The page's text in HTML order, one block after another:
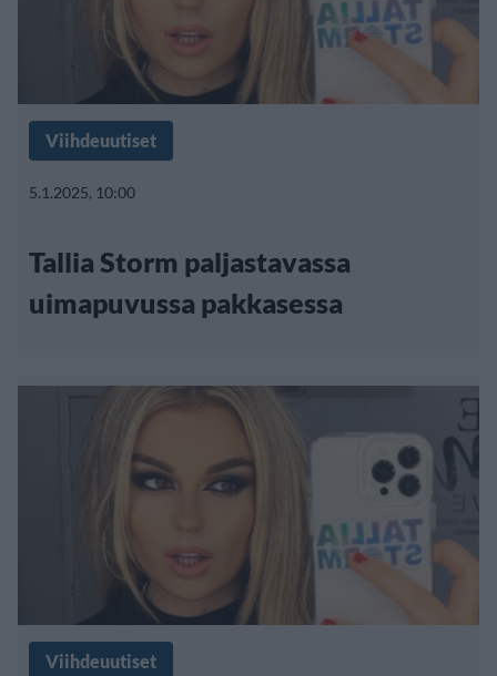
Viihdeuutiset
5.1.2025, 10:00
Tallia Storm paljastavassa
uimapuvussa pakkasessa
Viihdeuutiset